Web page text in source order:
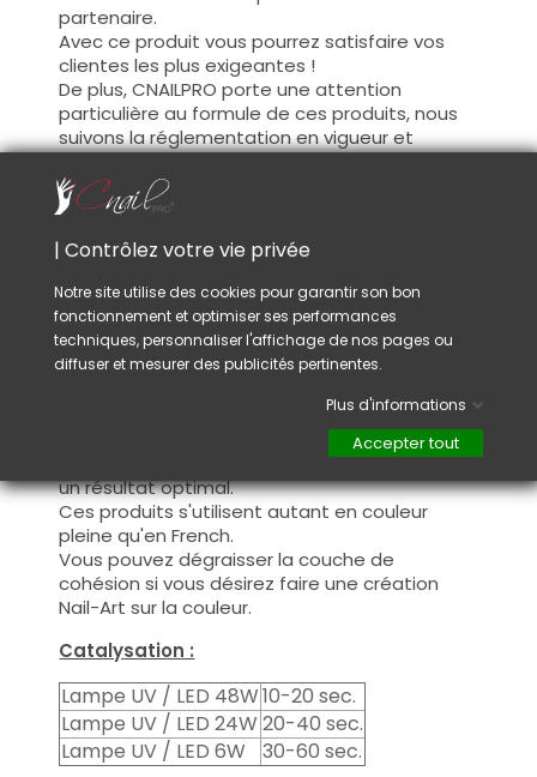
partenaire.
Avec ce produit vous pourrez satisfaire vos
clientes les plus exigeantes !
De plus, CNAILPRO porte une attention
particulière au formule de ces produits, nous
suivons la réglementation en vigueur et
garantissons la conformité de nos produits.
Ceci pour garantir une sécurité d'utilisation
optimale.
Cette couleur s'applique avec son pinceau, de
manière fine, sur la base (il n'est pas
nécessaire de dégraisser la couche de
cohésion) ou sur la construction après limage.
Ce produit s'applique en deux couches,
fermez le bord libre à la première couche et
appliquez la deuxième couche pour garantir
un résultat optimal.
Ces produits s'utilisent autant en couleur
pleine qu'en French.
Vous pouvez dégraisser la couche de
cohésion si vous désirez faire une création
Nail-Art sur la couleur.
Catalysation :
Lampe UV / LED 48W10-20 sec.
Lampe UV / LED 24W 20-40 sec.
Lampe UV / LED 6W
30-60 sec.
| Contrôlez votre vie privée
Notre site utilise des cookies pour garantir son bon
fonctionnement et optimiser ses performances
techniques, personnaliser l'affichage de nos pages ou
diffuser et mesurer des publicités pertinentes.
Plus d'informations
Accepter tout